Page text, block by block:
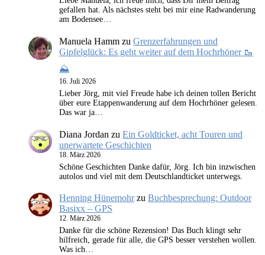
gefallen hat. Als nächstes steht bei mir eine Radwanderung
am Bodensee…
Manuela Hamm zu Grenzerfahrungen und
Gipfelglück: Es geht weiter auf dem Hochrhöner 🥾
⛰️
16. Juli 2026
Lieber Jörg, mit viel Freude habe ich deinen tollen Bericht
über eure Etappenwanderung auf dem Hochrhöner gelesen.
Das war ja…
Diana Jordan zu Ein Goldticket, acht Touren und
unerwartete Geschichten
18. März 2026
Schöne Geschichten Danke dafür, Jörg. Ich bin inzwischen
autolos und viel mit dem Deutschlandticket unterwegs.
Henning Hünemohrzu Buchbesprechung: Outdoor
Basixx – GPS
12. März 2026
Danke für die schöne Rezension! Das Buch klingt sehr
hilfreich, gerade für alle, die GPS besser verstehen wollen.
Was ich…